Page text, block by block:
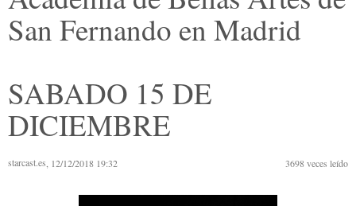
San Fernando en Madrid
SABADO 15 DE
DICIEMBRE
starcast.es , 12/12/2018 19:32 3698veces leído